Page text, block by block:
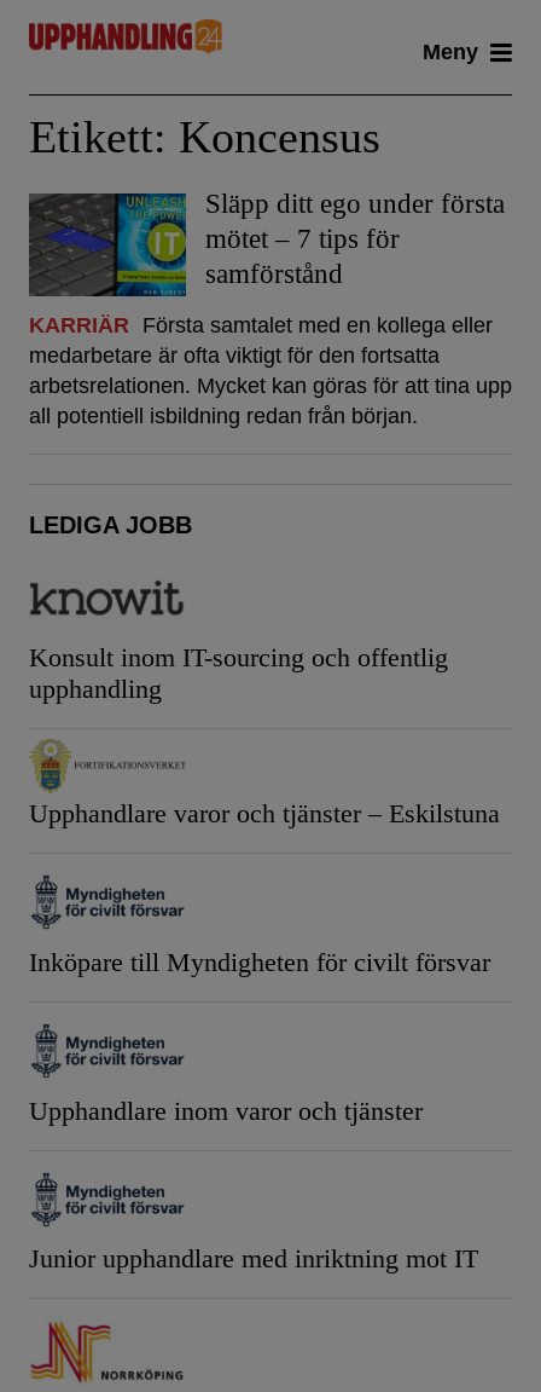
content
Meny
Etikett: Koncensus
Släpp ditt ego under första
mötet – 7 tips för
samförstånd
KARRIÄR Första samtalet med en kollega eller
medarbetare är ofta viktigt för den fortsatta
arbetsrelationen. Mycket kan göras för att tina upp
all potentiell isbildning redan från början.
LEDIGA JOBB
Konsult inom IT-sourcing och offentlig
upphandling
Upphandlare varor och tjänster – Eskilstuna
Inköpare till Myndigheten för civilt försvar
Upphandlare inom varor och tjänster
Junior upphandlare med inriktning mot IT